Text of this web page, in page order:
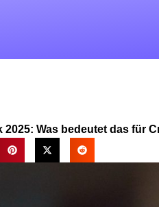
2025: Was bedeutet das für